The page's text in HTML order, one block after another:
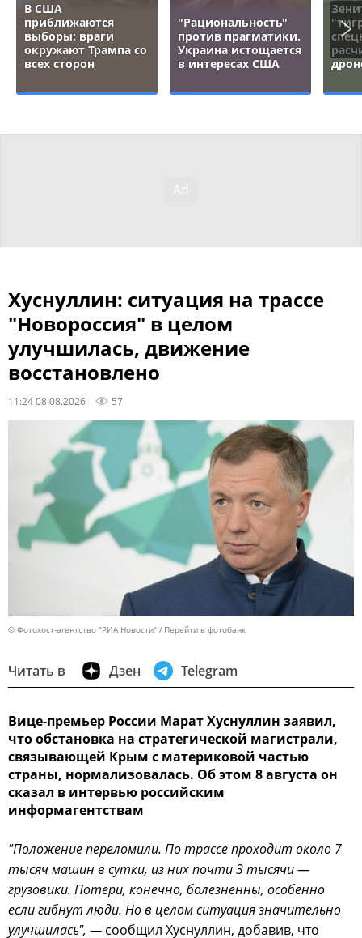
В США
приближаются
выборы: враги
окружают Трампа со
всех сторон
"Рациональность"
против прагматики.
Украина истощается
в интересах США
Хуснуллин: ситуация на трассе
"Новороссия" в целом
улучшилась, движение
восстановлено
11:24 08.08.2026 57
© Фотохост-агентство "РИА Новости" Перейти в фотобанк
Читать в Дзен Telegram
Вице-премьер России Марат Хуснуллин заявил,
что обстановка на стратегической магистрали,
связывающей Крым с материковой частью
страны, нормализовалась. Об этом 8 августа он
сказал в интервью российским
информагентствам
"Положение переломили. По трассе проходит около 7
тысяч машин в сутки, из них почти 3 тысячи —
грузовики. Потери, конечно, болезненны, особенно
если гибнут люди. Но в целом ситуация значительно
улучшилась", — сообщил Хуснуллин, добавив, что